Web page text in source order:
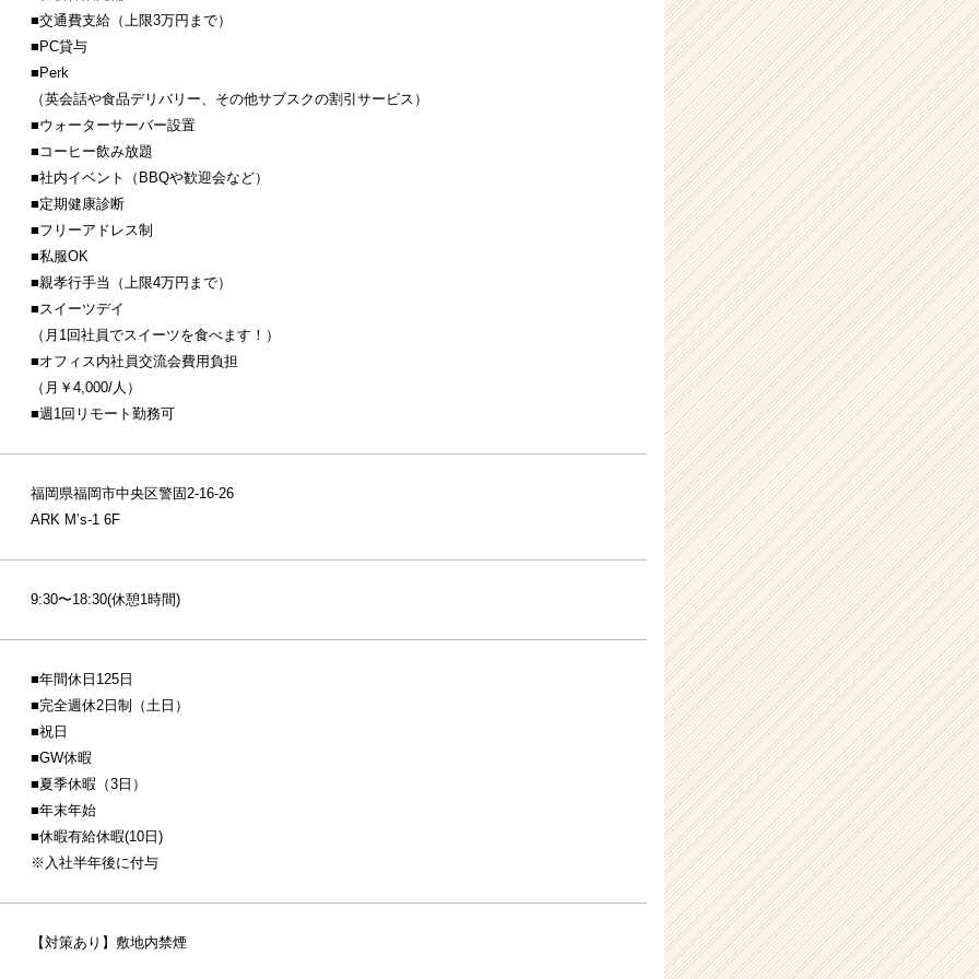
■交通費支給（上限3万円まで）
■PC貸与
■Perk
（英会話や食品デリバリー、その他サブスクの割引サービス）
■ウォーターサーバー設置
■コーヒー飲み放題
■社内イベント（BBQや歓迎会など）
■定期健康診断
■フリーアドレス制
■私服OK
■親孝行手当（上限4万円まで）
■スイーツデイ
（月1回社員でスイーツを食べます！）
■オフィス内社員交流会費用負担
（月￥4,000/人）
■週1回リモート勤務可
福岡県福岡市中央区警固2-16-26
ARK M’s-1 6F
9:30〜18:30(休憩1時間)
■年間休日125日
■完全週休2日制（土日）
■祝日
■GW休暇
■夏季休暇（3日）
■年末年始
■休暇有給休暇(10日)
※入社半年後に付与
【対策あり】敷地内禁煙